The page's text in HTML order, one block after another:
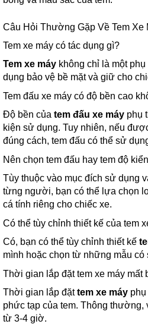
Câu Hỏi Thường Gặp Về Tem Xe
Tem xe máy có tác dụng gì?
Tem xe máy không chỉ là một
dụng bảo vệ bề mặt và giữ cho
Tem đấu xe máy có độ bền cao
Độ bền của tem đấu xe máy phụ
kiện sử dụng. Tuy nhiên, nếu
đúng cách, tem đấu có thể sử
Nên chọn tem đấu hay tem độ
Tùy thuộc vào mục đích sử dụng
từng người, bạn có thể lựa chọn
cá tính riêng cho chiếc xe.
Có thể tùy chỉnh thiết kế của tem
Có, bạn có thể tùy chỉnh thiết kế
mình hoặc chọn từ những mẫu có
Thời gian lắp đặt tem xe máy mất
Thời gian lắp đặttem xe máy
phức tạp của tem. Thông thường,
từ 3-4 giờ.